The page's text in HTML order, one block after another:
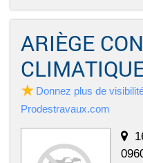
ARIÈGE
Donnez plus de
Prodestravaux.com